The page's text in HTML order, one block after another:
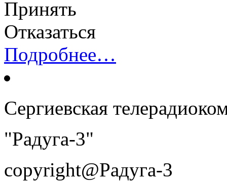
Принять
Отказаться
Подробнее…
Сергиевская
"Радуга-3"
copyright@Радуга-3